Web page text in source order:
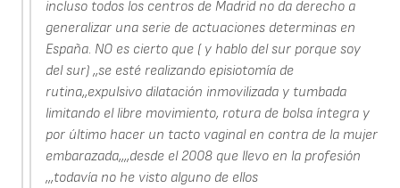
incluso todos los centros de Madrid no da derecho a
generalizar una serie de actuaciones determinas en
España. NO es cierto que ( y hablo del sur porque soy
del sur) ,,se esté realizando episiotomía de
rutina,,expulsivo dilatación inmovilizada y tumbada
limitando el libre movimiento, rotura de bolsa íntegra y
por último hacer un tacto vaginal en contra de la mujer
embarazada,,,,desde el 2008 que llevo en la profesión
,,,todavía no he visto alguno de ellos